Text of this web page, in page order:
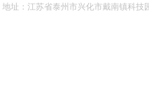
地址：江苏省泰州市兴化市戴南镇科